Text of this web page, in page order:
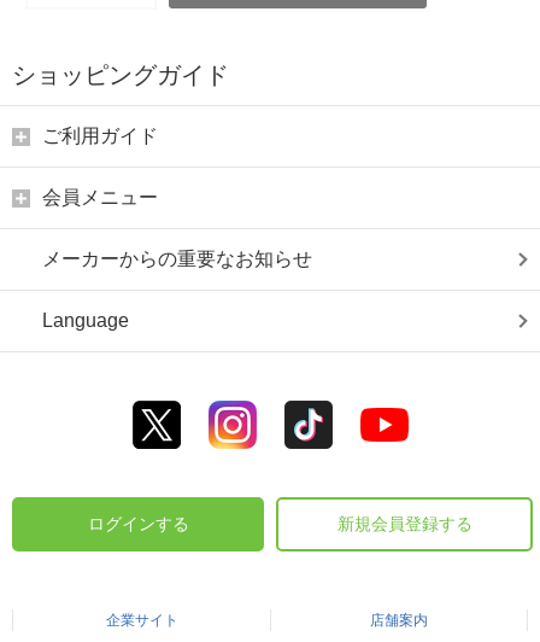
ショッピングガイド
ご利用ガイド
会員メニュー
メーカーからの重要なお知らせ
Language
ログインする 新規会員登録する
企業サイト 店舗案内